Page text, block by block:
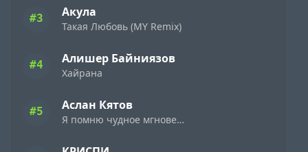
#3 Акула
Такая Любовь (MY Remix)
#4 Алишер Байниязов
Хайрана
#5 Аслан Кятов
Я помню чудное мгновенье